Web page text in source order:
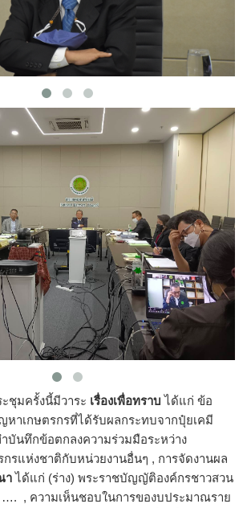
มครั้งนี้มีวาระ เรื่องเพื่อทราบ ได้แก่ ข้อ
หาเกษตรกรที่ได้รับผลกระทบจากปุ๋ยเคมี
บันทึกข้อตกลงความร่วมมือระหว่าง
กรแห่งชาติกับหน่วยงานอื่นๆ , การจัดงานผล
าได้แก่ (ร่าง) พระราชบัญญัติองค์กรชาวสวน
, ความเห็นชอบในการของบประมาณราย